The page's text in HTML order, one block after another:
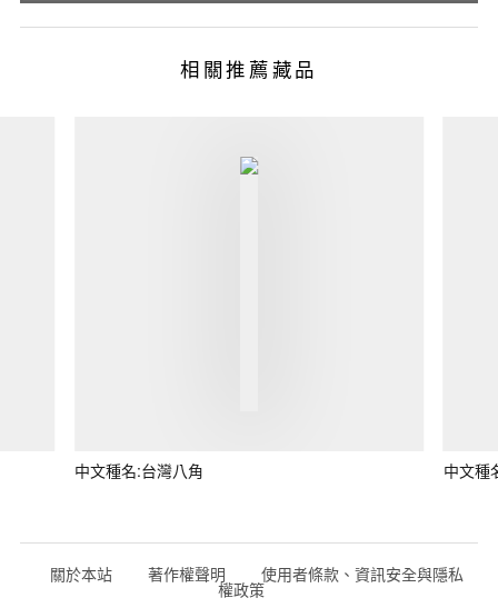
相關推薦藏品
中文種名:台灣八角 中文種
關於本站 著作權聲明 使用者條款、資訊安全與隱私
權政策